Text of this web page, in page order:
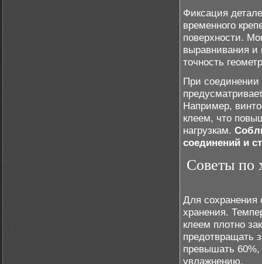
Фиксация
временного
поверхности.
выравнивания и
точность
При
Например,
клеем, что
нагрузкам.
соединений и
Советы по
Для сохранения
хранения.
клеем плотно
предотвращать
превышать 60%,
увлажнению.